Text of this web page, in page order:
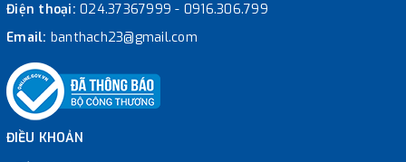
Điện thoại: 024.37367999 - 0916.306.799
Email: banthach23@gmail.com
ĐIỀU KHOẢN